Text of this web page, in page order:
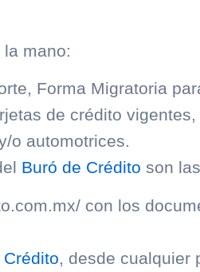
mano:
Forma Migratoria
de crédito
o automotrices.
Buró de Crédito son
con los
, desde cualquier